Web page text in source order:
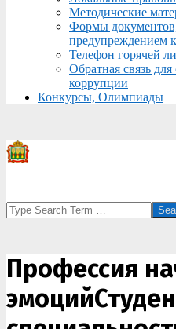
Методические
Формы
предупреждением
Телефон горячей
Обратная связь
коррупции
Конкурсы, Олимпиады
Search
Профессия